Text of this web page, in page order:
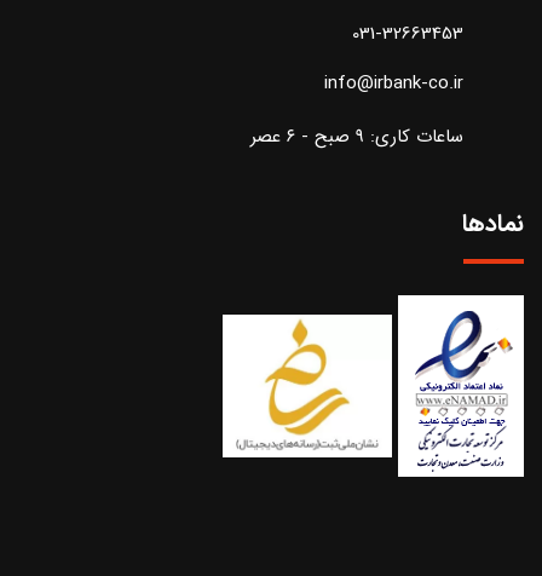
031-32663453
info@irbank-co.ir
ساعات کاری: ۹ صبح - ۶ عصر
نمادها